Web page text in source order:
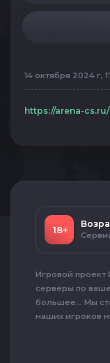
14 октября 2024 г,
https://arena-
18+
Игровой проект
серверы по
большее... Мы
наших игроков